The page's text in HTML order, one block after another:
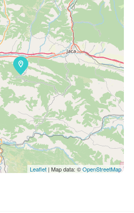
Leaflet | Map data: ©OpenStreetMap